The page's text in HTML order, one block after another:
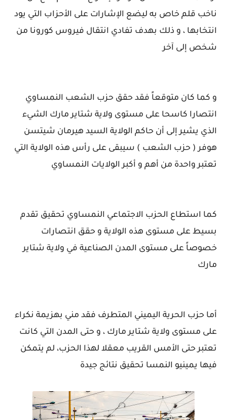
ناخب قلم خاص به ليضع الإشارات على الأحزاب التي يود
انتخابها ، و ذلك بهدف تفادي انتقال فيروس كورونا من
شخص إلى آخر
و كما كان متوقعاً فقد حقق حزب الشعب النمساوي
انتصارا كاسحا على مستوى ولاية شتاير مارك الشيء
الذي يشير إلى أن حاكم الولاية السيد هيرمان شيتسن
هوفر ( حزب الشعب ) سيبقى على رأس هذه الولاية التي
تعتبر واحدة من أهم و أكبر الولايات النمساوي
كما استطاع الحزب الاجتماعي النمساوي تحقيق تقدم
بسيط على مستوى هذه الولاية و حقق انتصارات
خصوصاً على مستوى المدن الصناعية في ولاية شتاير
مارك
أما حزب الحرية اليميني المتطرف فقد مني بهزيمة نكراء
على مستوى ولاية شتاير مارك ، و حتى المدن التي كانت
تعتبر حتى الأمس القريب معقلا لهذا الحزب، لم يتمكن
فيها يمينيو النمسا تحقيق نتائج جيدة